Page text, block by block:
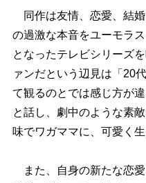
同作は友情、恋愛、結
の過激な本音をユーモラ
となったテレビシリーズ
ァンだという辺見は「20
て観るのとでは感じ方が
と話し、劇中のような素
味でワガママに、可愛く
また、自身の新たな恋